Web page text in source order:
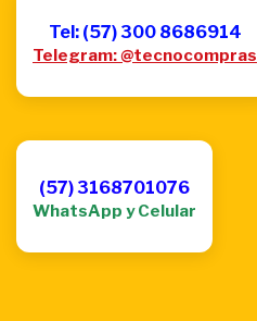
Tel: (57) 300 8686914
Telegram: @tecnocompras
(57) 3168701076
WhatsApp y Celular